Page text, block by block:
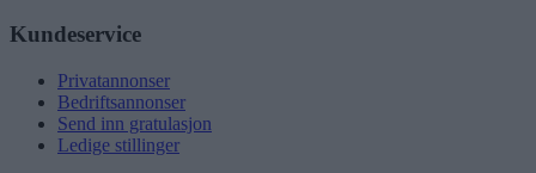
Kundeservice
Privatannonser
Bedriftsannonser
Send inn gratulasjon
Ledige stillinger